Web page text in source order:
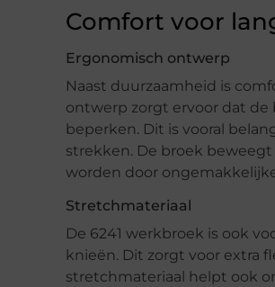
Comfort voor
Ergonomisch ontwerp
Naast duurzaamheid is
ontwerp zorgt ervoor dat de
beperken. Dit is vooral
strekken. De broek
worden door
Stretchmateriaal
De 6241 werkbroek is ook
knieën. Dit zorgt voor extra
stretchmateriaal helpt ook